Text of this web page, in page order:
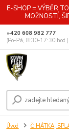
E-SHOP = VÝBĚR
MOŽNOSTÍ,
+420 608 982 777
(Po-Pá, 8:30-17:30 hod.)
Úvod ČIHÁTKA,